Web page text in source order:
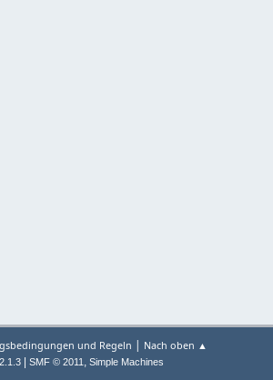
und Regeln | Nach oben ▲
| SMF © 2011, Simple Machines